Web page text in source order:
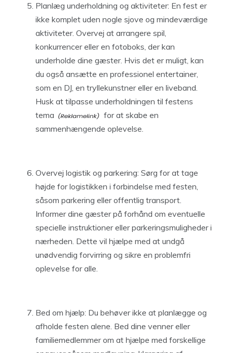
Planlæg underholdning og aktiviteter: En fest er
ikke komplet uden nogle sjove og mindeværdige
aktiviteter. Overvej at arrangere spil,
konkurrencer eller en fotoboks, der kan
underholde dine gæster. Hvis det er muligt, kan
du også ansætte en professionel entertainer,
som en DJ, en tryllekunstner eller en liveband.
Husk at tilpasse underholdningen til festens
tema
for at skabe en
sammenhængende oplevelse.
Overvej logistik og parkering: Sørg for at tage
højde for logistikken i forbindelse med festen,
såsom parkering eller offentlig transport.
Informer dine gæster på forhånd om eventuelle
specielle instruktioner eller parkeringsmuligheder i
nærheden. Dette vil hjælpe med at undgå
unødvendig forvirring og sikre en problemfri
oplevelse for alle.
Bed om hjælp: Du behøver ikke at planlægge og
afholde festen alene. Bed dine venner eller
familiemedlemmer om at hjælpe med forskellige